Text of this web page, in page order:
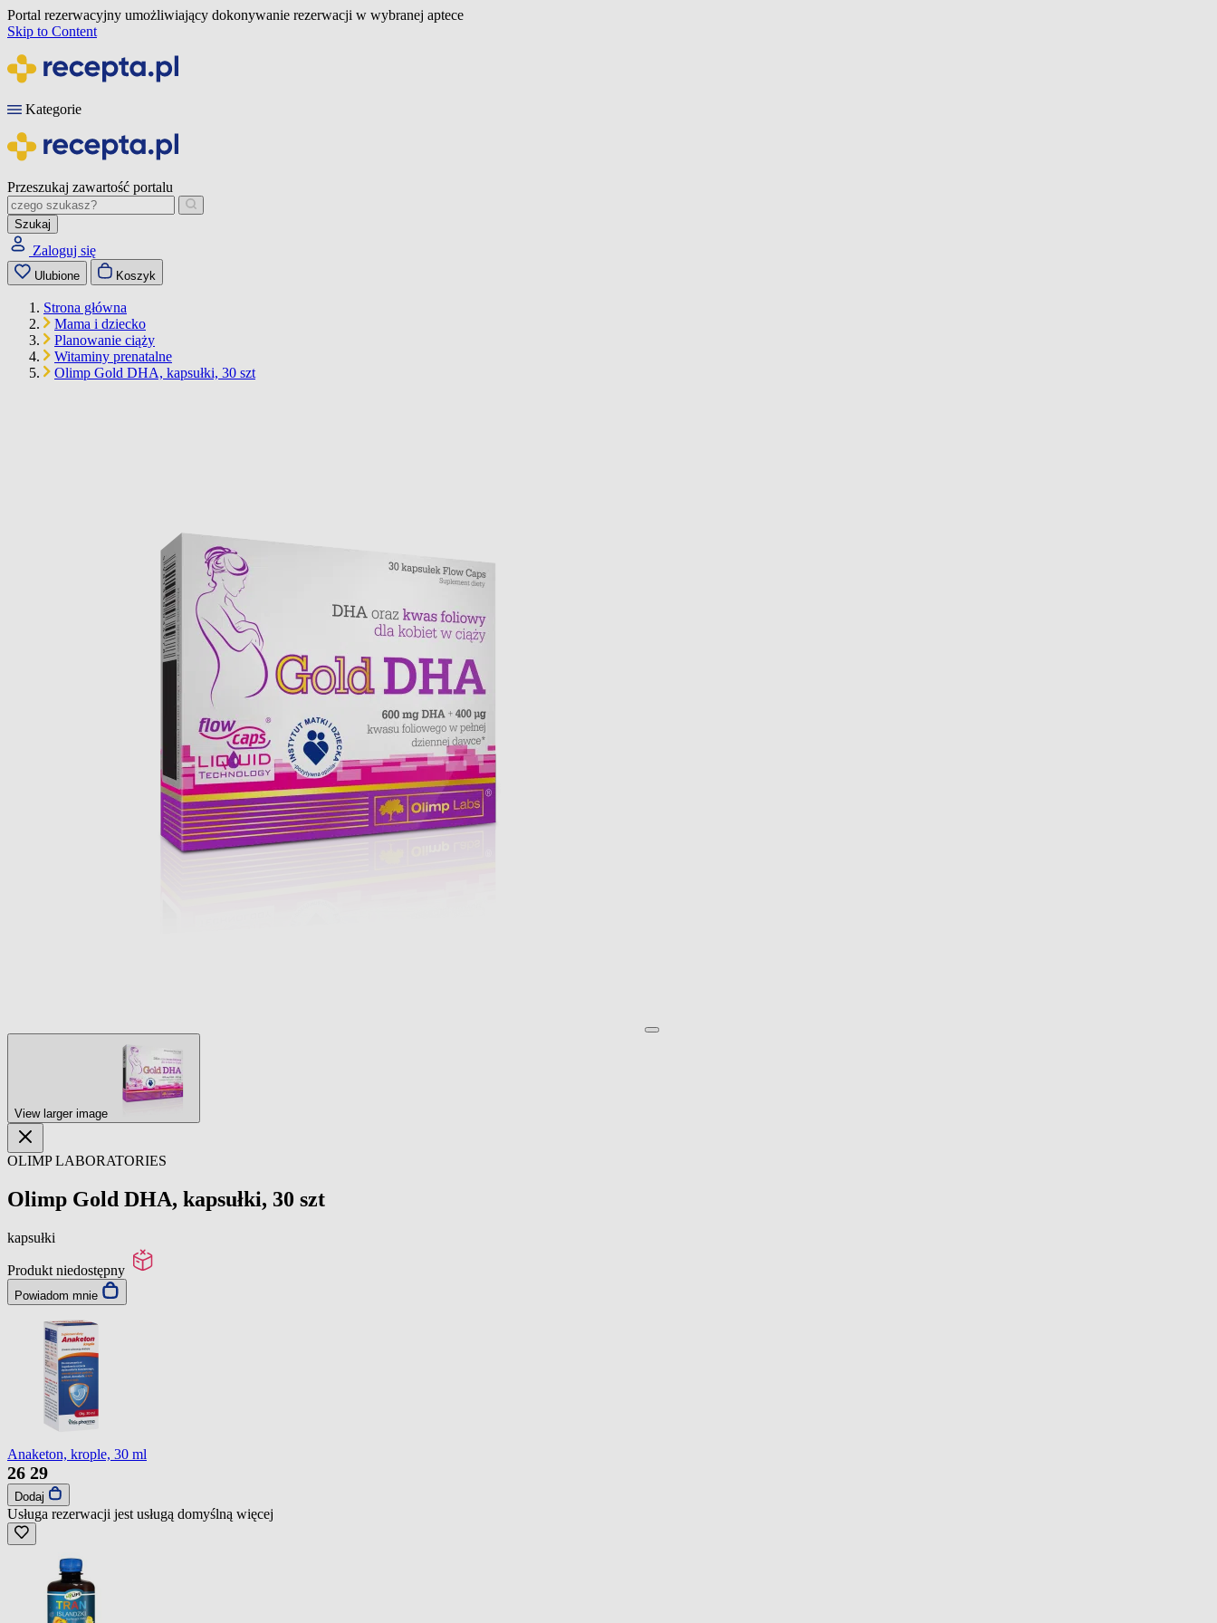
Portal rezerwacyjny umożliwiający dokonywanie rezerwacji w wybranej aptece
Skip to Content
Kategorie
Przeszukaj zawartość portalu
Szukaj
Zaloguj się
Ulubione Koszyk
Strona główna
Mama i dziecko
Planowanie ciąży
Witaminy prenatalne
Olimp Gold DHA, kapsułki, 30 szt
View larger image
OLIMP LABORATORIES
Olimp Gold DHA, kapsułki, 30 szt
kapsułki
Produkt niedostępny
Powiadom mnie
Anaketon, krople, 30 ml
26 29
Dodaj
Usługa rezerwacji jest usługą domyślną więcej